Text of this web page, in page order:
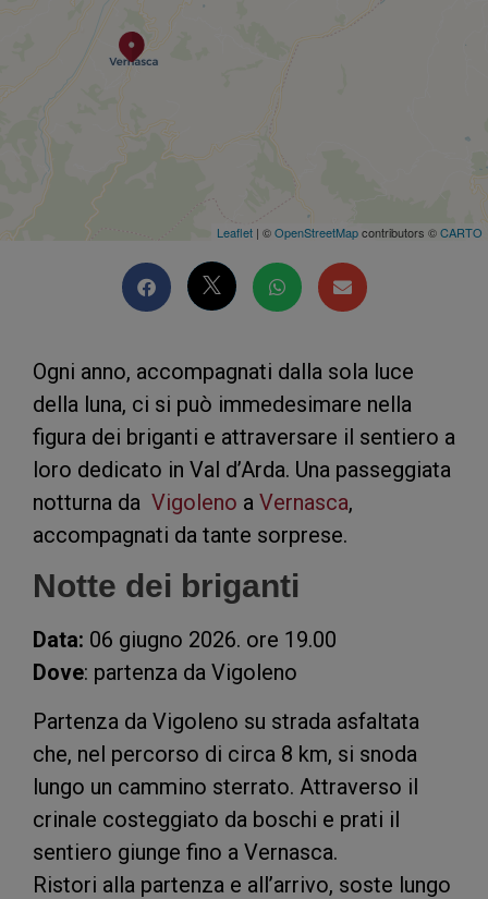
Leaflet | ©OpenStreetMapcontributors ©CARTO
Ogni anno, accompagnati dalla sola luce
della luna, ci si può immedesimare nella
figura dei briganti e attraversare il sentiero a
loro dedicato in Val d’Arda. Una passeggiata
notturna da Vigoleno a Vernasca,
accompagnati da tante sorprese.
Notte dei briganti
Data: 06 giugno 2026. ore 19.00
Dove: partenza da Vigoleno
Partenza da Vigoleno su strada asfaltata
che, nel percorso di circa 8 km, si snoda
lungo un cammino sterrato. Attraverso il
crinale costeggiato da boschi e prati il
sentiero giunge fino a Vernasca.
Ristori alla partenza e all’arrivo, soste lungo